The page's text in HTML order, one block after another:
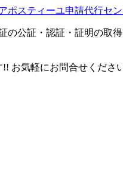
の公証・認証・証明の取
お気軽にお問合せくださ